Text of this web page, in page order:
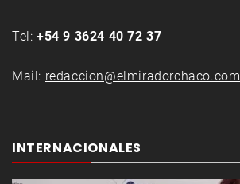
Tel: +54 9 3624 40 72 37
Mail: redaccion@elmiradorchaco.com
INTERNACIONALES